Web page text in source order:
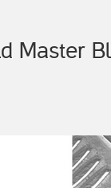
Master